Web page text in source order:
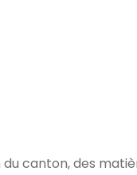
canton, des